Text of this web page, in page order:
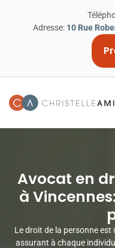
Adresse: 10 Rue
Avocat en
à
Le droit de la personne
assurant à chaque